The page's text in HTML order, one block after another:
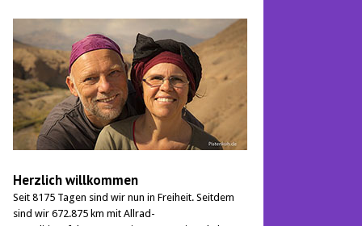
Herzlich willkommen
Seit 8175 Tagen sind wir nun in Freiheit. Seitdem
sind wir 672.875 km mit Allrad-